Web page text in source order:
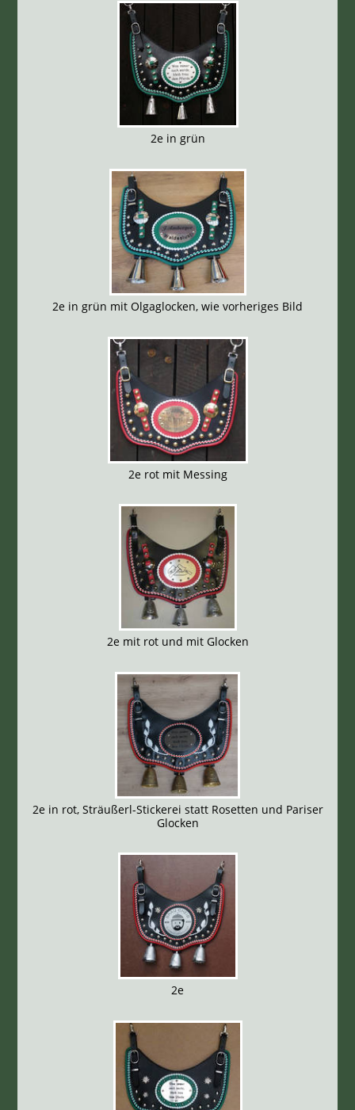
2e in grün
2e in grün mit Olgaglocken, wie vorheriges Bild
2e rot mit Messing
2e mit rot und mit Glocken
2e in rot, Sträußerl-Stickerei statt Rosetten und Pariser
Glocken
2e